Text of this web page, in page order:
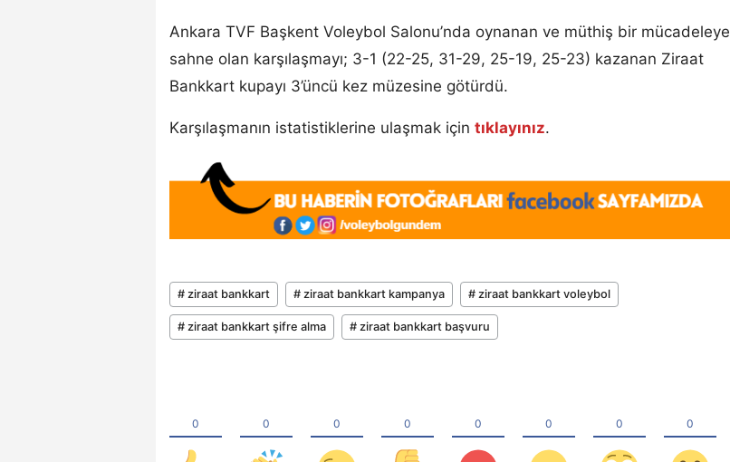
Ankara TVF Başkent Voleybol Salonu’nda oynanan ve müthiş bir mücadeleye
sahne olan karşılaşmayı; 3-1 (22-25, 31-29, 25-19, 25-23) kazanan Ziraat
Bankkart kupayı 3’üncü kez müzesine götürdü.
Karşılaşmanın istatistiklerine ulaşmak için tıklayınız.
# ziraat bankkart # ziraat bankkart kampanya # ziraat bankkart voleybol
# ziraat bankkart şifre alma # ziraat bankkart başvuru